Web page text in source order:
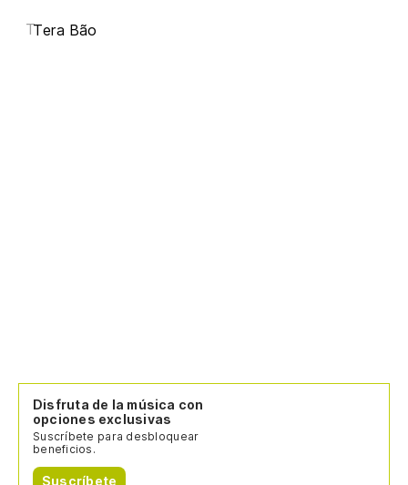
TTera Bão
Disfruta de la música con
opciones exclusivas
Suscríbete para desbloquear
beneficios.
Suscríbete